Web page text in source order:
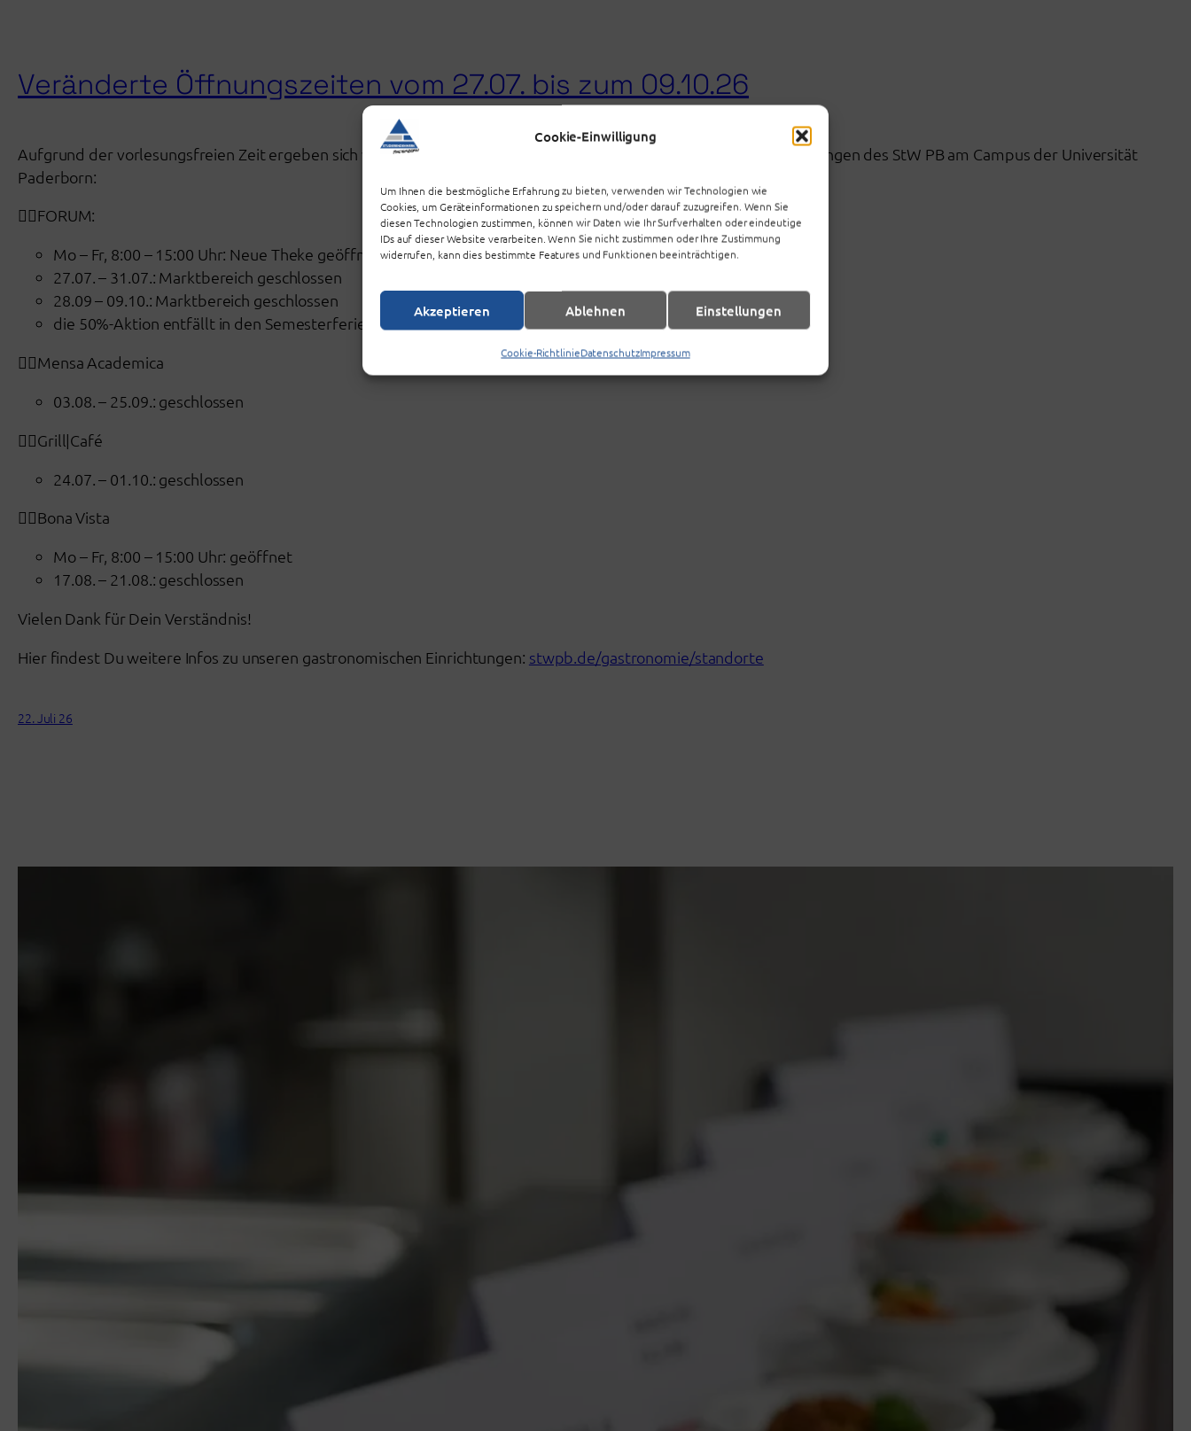
Cookie-Einwilligung
Um Ihnen die bestmögliche Erfahrung zu bieten, verwenden wir Technologien wie
Cookies, um Geräteinformationen zu speichern und/oder darauf zuzugreifen. Wenn Sie
diesen Technologien zustimmen, können wir Daten wie Ihr Surfverhalten oder eindeutige
IDs auf dieser Website verarbeiten. Wenn Sie nicht zustimmen oder Ihre Zustimmung
widerrufen, kann dies bestimmte Features und Funktionen beeinträchtigen.
Akzeptieren Ablehnen Einstellungen
Cookie-RichtlinieDatenschutzImpressum
Veränderte Öffnungszeiten vom 27.07. bis zum 09.10.26
Aufgrund der vorlesungsfreien Zeit ergeben sich veränderte Öffnungszeiten für folgende gastronomische Einrichtungen des StW PB am Campus der Universität
Paderborn:
👉🏼FORUM:
Mo – Fr, 8:00 – 15:00 Uhr: Neue Theke geöffnet
27.07. – 31.07.: Marktbereich geschlossen
28.09 – 09.10.: Marktbereich geschlossen
die 50%-Aktion entfällt in den Semesterferien
👉🏼Mensa Academica
03.08. – 25.09.: geschlossen
👉🏼Grill|Café
24.07. – 01.10.: geschlossen
👉🏼Bona Vista
Mo – Fr, 8:00 – 15:00 Uhr: geöffnet
17.08. – 21.08.: geschlossen
Vielen Dank für Dein Verständnis!
Hier findest Du weitere Infos zu unseren gastronomischen Einrichtungen: stwpb.de/gastronomie/standorte
22. Juli 26